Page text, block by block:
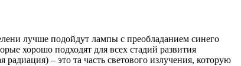
лучше подойдут лампы с преобладанием синего
хорошо подходят для всех стадий развития
– это та часть светового излучения, которую